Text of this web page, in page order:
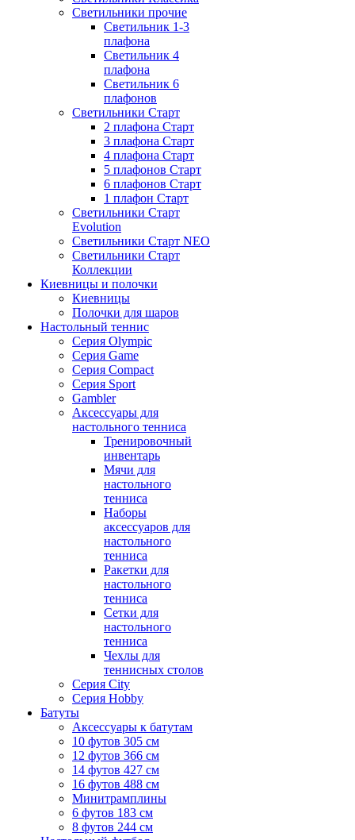
Светильники прочие
Светильник 1-3
плафона
Светильник 4
плафона
Светильник 6
плафонов
Светильники Старт
2 плафона Старт
3 плафона Старт
4 плафона Старт
5 плафонов Старт
6 плафонов Старт
1 плафон Старт
Светильники Старт
Evolution
Светильники Старт NEO
Светильники Старт
Коллекции
Киевницы и полочки
Киевницы
Полочки для шаров
Настольный теннис
Серия Olympic
Серия Game
Серия Compact
Серия Sport
Gambler
Аксессуары для
настольного тенниса
Тренировочный
инвентарь
Мячи для
настольного
тенниса
Наборы
аксессуаров для
настольного
тенниса
Ракетки для
настольного
тенниса
Сетки для
настольного
тенниса
Чехлы для
теннисных столов
Серия City
Серия Hobby
Батуты
Аксессуары к батутам
10 футов 305 см
12 футов 366 см
14 футов 427 см
16 футов 488 см
Минитрамплины
6 футов 183 см
8 футов 244 см